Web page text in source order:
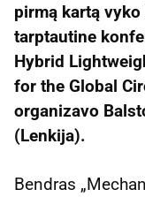
pirmą kartą
tarptautine
Hybrid
for the Global
organizavo
(Lenkija).
Bendras